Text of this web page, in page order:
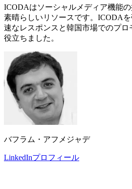
ICODAはソーシャルメディア機能
素晴らしいリソースです。ICODA
速なレスポンスと韓国市場でのプロ
役立ちました。
バフラム・アフメジャデ
LinkedInプロフィール